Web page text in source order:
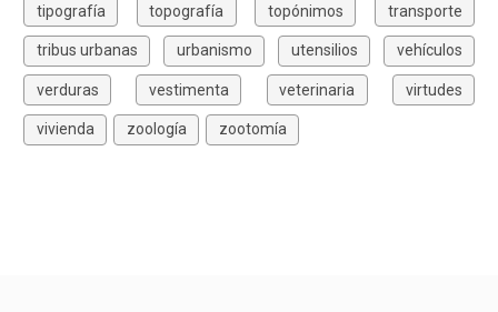
tipografía topografía topónimos transporte
tribus urbanas urbanismo utensilios vehículos
verduras vestimenta veterinaria virtudes
vivienda zoología zootomía